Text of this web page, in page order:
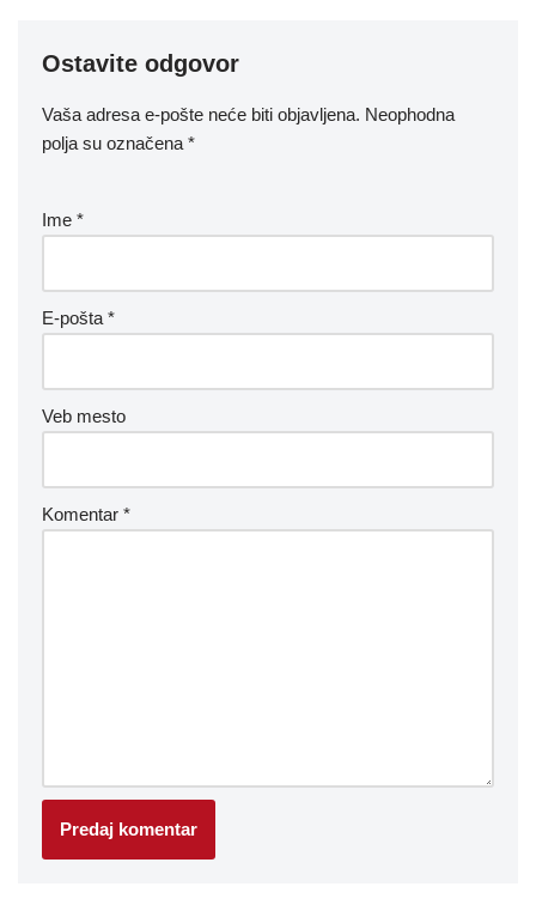
Ostavite odgovor
Vaša adresa e-pošte neće biti objavljena. Neophodna
polja su označena *
Ime *
E-pošta *
Veb mesto
Komentar *